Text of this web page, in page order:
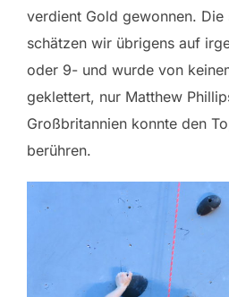
verdient Gold gewonnen.
schätzen wir übrigens auf
oder 9- und wurde von
geklettert, nur Matthew
Großbritannien konnte den
berühren.